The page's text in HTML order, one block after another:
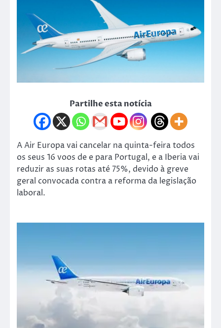
Partilhe esta notícia
A Air Europa vai cancelar na quinta-feira todos
os seus 16 voos de e para Portugal, e a Iberia vai
reduzir as suas rotas até 75%, devido à greve
geral convocada contra a reforma da legislação
laboral.